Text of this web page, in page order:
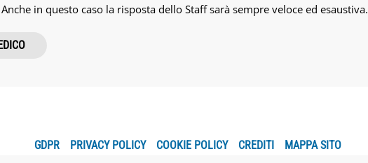
in questo caso la risposta dello Staff sarà sempre veloce ed esaustiva.
GDPR PRIVACY POLICY COOKIE POLICY CREDITI MAPPA SITO